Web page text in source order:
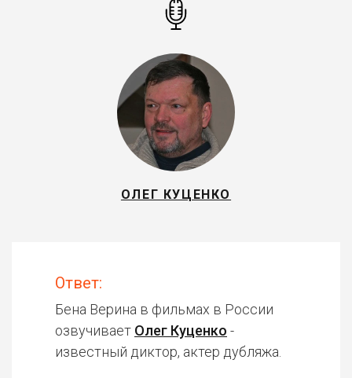
ОЛЕГ КУЦЕНКО
Ответ:
Бена Верина в фильмах в России
озвучивает Олег Куценко -
известный диктор, актер дубляжа.